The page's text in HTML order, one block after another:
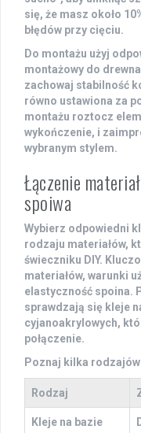
się, że masz około
błędów przy cięciu.
Do montażu użyj
montażowy do
zachowaj stabilność
równo ustawiona za
montażu roztocz
wykończenie, i
wybranym stylem.
Łączenie
spoiwa
Wybierz odpowiedni
rodzaju materiałów,
świeczniku DIY.
materiałów, warunki
elastyczność spoina.
sprawdzają się kleje
cyjanoakrylowych,
połączenie.
Poznaj kilka
Rodzaj
Kleje na bazie